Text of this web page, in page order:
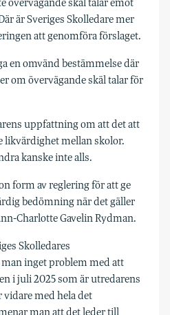
är Sveriges Skolledare mer
att genomföra förslaget.
en omvänd bestämmelse där
om övervägande skäl talar för
uppfattning om att det att
likvärdighet mellan skolor.
kanske inte alls.
form av reglering för att ge
bedömning när det gäller
Charlotte Gavelin Rydman.
Skolledares
inget problem med att
i juli 2025 som är utredarens
med hela det
man att det leder till